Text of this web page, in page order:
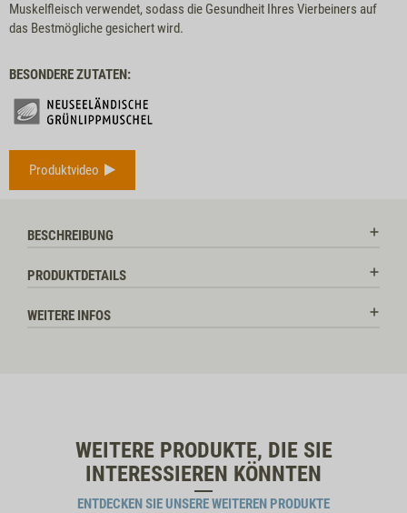
Muskelfleisch verwendet, sodass die Gesundheit Ihres Vierbeiners auf
das Bestmögliche gesichert wird.
BESONDERE ZUTATEN:
Produktvideo
BESCHREIBUNG
PRODUKTDETAILS
WEITERE INFOS
WEITERE PRODUKTE, DIE SIE
INTERESSIEREN KÖNNTEN
ENTDECKEN SIE UNSERE WEITEREN PRODUKTE